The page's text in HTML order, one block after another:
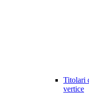
Titolari
vertice